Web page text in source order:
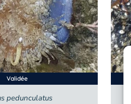
Validée
pedunculatus